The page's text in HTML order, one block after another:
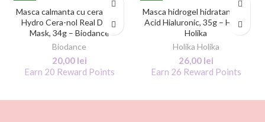
Masca calmanta cu ceramide,
Hydro Cera-nol Real Deep
Mask, 34g – Biodance
Biodance
20,00 lei
Earn 20 Reward Points
Masca hidrogel hidratanta cu
Acid Hialuronic, 35g – Holika
Holika
Holika Holika
26,00 lei
Earn 26 Reward Points